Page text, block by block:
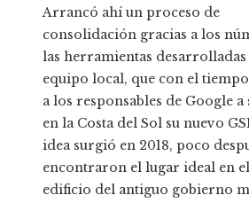
Arrancó ahí un proceso de
consolidación gracias a los
las herramientas
equipo local, que con el
a los responsables de Google a
en la Costa del Sol su nuevo
idea surgió en 2018, poco
encontraron el lugar ideal en el
edificio del antiguo gobierno